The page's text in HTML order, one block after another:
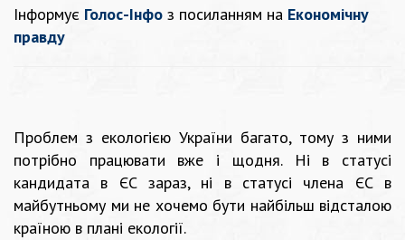
Інформує Голос-Інфо з посиланням на Економічну
правду
Проблем з екологією України багато, тому з ними
потрібно працювати вже і щодня. Ні в статусі
кандидата в ЄС зараз, ні в статусі члена ЄС в
майбутньому ми не хочемо бути найбільш відсталою
країною в плані екології.